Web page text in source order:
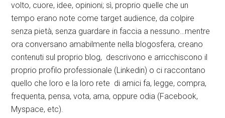
volto, cuore, idee, opinioni; sì, proprio quelle che un
tempo erano note come target audience, da colpire
senza pietà, senza guardare in faccia a nessuno…mentre
ora conversano amabilmente nella blogosfera, creano
contenuti sul proprio blog, descrivono e arricchiscono il
proprio profilo professionale (Linkedin) o ci raccontano
quello che loro e la loro rete di amici fa, legge, compra,
frequenta, pensa, vota, ama, oppure odia (Facebook,
Myspace, etc).